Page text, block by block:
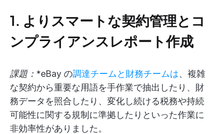
1. よりスマートな契約管理とコ
ンプライアンスレポート作成
課題： *eBay の調達チームと財務チームは、複雑
な契約から重要な用語を手作業で抽出したり、財
務データを照合したり、変化し続ける税務や持続
可能性に関する規制に準拠したりといった作業に
非効率性がありました。